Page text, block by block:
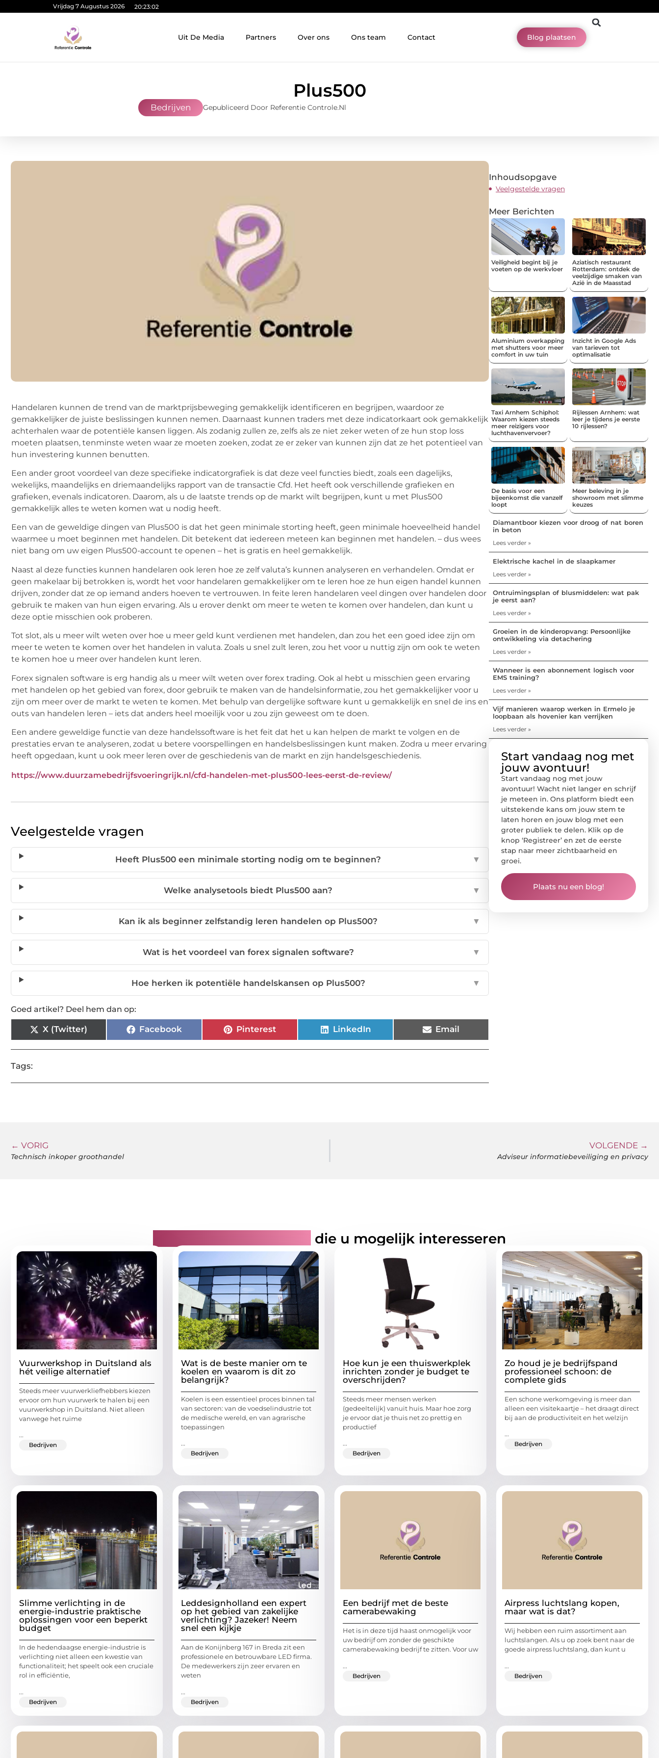
Vrijdag 7 Augustus 2026 20:23:03
Uit De Media Partners Over ons Ons team Contact Blog plaatsen
Plus500
Bedrijven Gepubliceerd Door Referentie Controle.nl
Handelaren kunnen de trend van de marktprijsbeweging gemakkelijk identificeren en begrijpen, waardoor ze
gemakkelijker de juiste beslissingen kunnen nemen. Daarnaast kunnen traders met deze indicatorkaart ook gemakkelijk
achterhalen waar de potentiële kansen liggen. Als zodanig zullen ze, zelfs als ze niet zeker weten of ze hun stop loss
moeten plaatsen, tenminste weten waar ze moeten zoeken, zodat ze er zeker van kunnen zijn dat ze het potentieel van
hun investering kunnen benutten.
Een ander groot voordeel van deze specifieke indicatorgrafiek is dat deze veel functies biedt, zoals een dagelijks,
wekelijks, maandelijks en driemaandelijks rapport van de transactie Cfd. Het heeft ook verschillende grafieken en
grafieken, evenals indicatoren. Daarom, als u de laatste trends op de markt wilt begrijpen, kunt u met Plus500
gemakkelijk alles te weten komen wat u nodig heeft.
Een van de geweldige dingen van Plus500 is dat het geen minimale storting heeft, geen minimale hoeveelheid handel
waarmee u moet beginnen met handelen. Dit betekent dat iedereen meteen kan beginnen met handelen. – dus wees
niet bang om uw eigen Plus500-account te openen – het is gratis en heel gemakkelijk.
Naast al deze functies kunnen handelaren ook leren hoe ze zelf valuta’s kunnen analyseren en verhandelen. Omdat er
geen makelaar bij betrokken is, wordt het voor handelaren gemakkelijker om te leren hoe ze hun eigen handel kunnen
drijven, zonder dat ze op iemand anders hoeven te vertrouwen. In feite leren handelaren veel dingen over handelen door
gebruik te maken van hun eigen ervaring. Als u erover denkt om meer te weten te komen over handelen, dan kunt u
deze optie misschien ook proberen.
Tot slot, als u meer wilt weten over hoe u meer geld kunt verdienen met handelen, dan zou het een goed idee zijn om
meer te weten te komen over het handelen in valuta. Zoals u snel zult leren, zou het voor u nuttig zijn om ook te weten
te komen hoe u meer over handelen kunt leren.
Forex signalen software is erg handig als u meer wilt weten over forex trading. Ook al hebt u misschien geen ervaring
met handelen op het gebied van forex, door gebruik te maken van de handelsinformatie, zou het gemakkelijker voor u
zijn om meer over de markt te weten te komen. Met behulp van dergelijke software kunt u gemakkelijk en snel de ins en
outs van handelen leren – iets dat anders heel moeilijk voor u zou zijn geweest om te doen.
Een andere geweldige functie van deze handelssoftware is het feit dat het u kan helpen de markt te volgen en de
prestaties ervan te analyseren, zodat u betere voorspellingen en handelsbeslissingen kunt maken. Zodra u meer ervaring
heeft opgedaan, kunt u ook meer leren over de geschiedenis van de markt en zijn handelsgeschiedenis.
https://www.duurzamebedrijfsvoeringrijk.nl/cfd-handelen-met-plus500-lees-eerst-de-review/
Veelgestelde vragen
Heeft Plus500 een minimale storting nodig om te beginnen? ▼
Welke analysetools biedt Plus500 aan? ▼
Kan ik als beginner zelfstandig leren handelen op Plus500? ▼
Wat is het voordeel van forex signalen software? ▼
Hoe herken ik potentiële handelskansen op Plus500? ▼
Goed artikel? Deel hem dan op:
X (Twitter) Facebook Pinterest LinkedIn Email
Tags:
Inhoudsopgave
Veelgestelde vragen
Meer Berichten
Veiligheid begint bij je
voeten op de werkvloer
Aziatisch restaurant
Rotterdam: ontdek de
veelzijdige smaken van
Azië in de Maasstad
Aluminium overkapping
met shutters voor meer
comfort in uw tuin
Inzicht in Google Ads
van tarieven tot
optimalisatie
Taxi Arnhem Schiphol:
Waarom kiezen steeds
meer reizigers voor
luchthavenvervoer?
Rijlessen Arnhem: wat
leer je tijdens je eerste
10 rijlessen?
De basis voor een
bijeenkomst die vanzelf
loopt
Meer beleving in je
showroom met slimme
keuzes
Diamantboor kiezen voor droog of nat boren
in beton
Lees verder »
Elektrische kachel in de slaapkamer
Lees verder »
Ontruimingsplan of blusmiddelen: wat pak
je eerst aan?
Lees verder »
Groeien in de kinderopvang: Persoonlijke
ontwikkeling via detachering
Lees verder »
Wanneer is een abonnement logisch voor
EMS training?
Lees verder »
Vijf manieren waarop werken in Ermelo je
loopbaan als hovenier kan verrijken
Lees verder »
Start vandaag nog met
jouw avontuur!
Start vandaag nog met jouw
avontuur! Wacht niet langer en schrijf
je meteen in. Ons platform biedt een
uitstekende kans om jouw stem te
laten horen en jouw blog met een
groter publiek te delen. Klik op de
knop ‘Registreer’ en zet de eerste
stap naar meer zichtbaarheid en
groei.
Plaats nu een blog!
← VORIG
Technisch inkoper groothandel
VOLGENDE →
Adviseur informatiebeveiliging en privacy
die u mogelijk interesseren
Vuurwerkshop in Duitsland als
hét veilige alternatief
Steeds meer vuurwerkliefhebbers kiezen
ervoor om hun vuurwerk te halen bij een
vuurwerkshop in Duitsland. Niet alleen
vanwege het ruime
...
Bedrijven
Wat is de beste manier om te
koelen en waarom is dit zo
belangrijk?
Koelen is een essentieel proces binnen tal
van sectoren: van de voedselindustrie tot
de medische wereld, en van agrarische
toepassingen
...
Bedrijven
Hoe kun je een thuiswerkplek
inrichten zonder je budget te
overschrijden?
Steeds meer mensen werken
(gedeeltelijk) vanuit huis. Maar hoe zorg
je ervoor dat je thuis net zo prettig en
productief
...
Bedrijven
Zo houd je je bedrijfspand
professioneel schoon: de
complete gids
Een schone werkomgeving is meer dan
alleen een visitekaartje – het draagt direct
bij aan de productiviteit en het welzijn
...
Bedrijven
Slimme verlichting in de
energie-industrie praktische
oplossingen voor een beperkt
budget
In de hedendaagse energie-industrie is
verlichting niet alleen een kwestie van
functionaliteit; het speelt ook een cruciale
rol in efficiëntie,
...
Bedrijven
Leddesignholland een expert
op het gebied van zakelijke
verlichting? Jazeker! Neem
snel een kijkje
Aan de Konijnberg 167 in Breda zit een
professionele en betrouwbare LED firma.
De medewerkers zijn zeer ervaren en
weten
...
Bedrijven
Een bedrijf met de beste
camerabewaking
Het is in deze tijd haast onmogelijk voor
uw bedrijf om zonder de geschikte
camerabewaking bedrijf te zitten. Voor uw
...
Bedrijven
Airpress luchtslang kopen,
maar wat is dat?
Wij hebben een ruim assortiment aan
luchtslangen. Als u op zoek bent naar de
goede airpress luchtslang, dan kunt u
...
Bedrijven